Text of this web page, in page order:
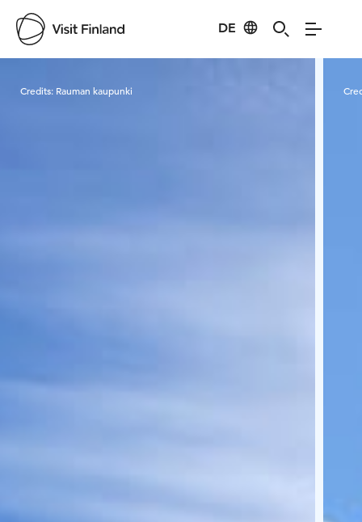
DE
Credits: Rauman kaupunki